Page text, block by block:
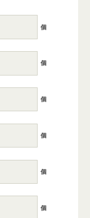
個
個
個
個
個
個